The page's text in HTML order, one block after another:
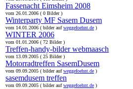
Fassenacht Eimsheim 2008
vom 26.01.2006 ( 0 Bilder )
Winterparty MF Sasem Dusem
vom 14.01.2006 ( bilder aufweggefoehnt.de )
WINTER 2006
vom 01.01.2006 ( 72 Bilder )
Treffen-handy-bilder webmaasch
vom 13.09.2005 ( 25 Bilder )
Motorradtreffen SasemDusem
vom 09.09.2005 ( bilder aufweggefoehnt.de )
sasemdusem treffen
vom 09.09.2005 ( bilder aufweggefoehnt.de )